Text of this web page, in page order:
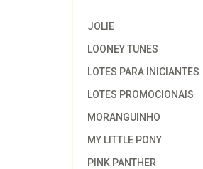
JOLIE
LOONEY TUNES
LOTES PARA INICIANTES
LOTES PROMOCIONAIS
MORANGUINHO
MY LITTLE PONY
PINK PANTHER